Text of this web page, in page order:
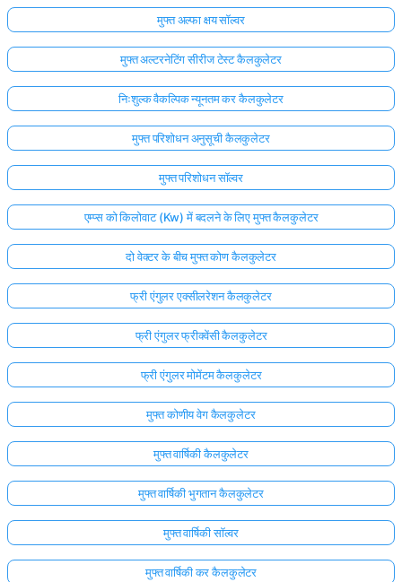
मुफ्त अल्फा क्षय सॉल्वर
मुफ्त अल्टरनेटिंग सीरीज टेस्ट कैलकुलेटर
निःशुल्क वैकल्पिक न्यूनतम कर कैलकुलेटर
मुफ्त परिशोधन अनुसूची कैलकुलेटर
मुफ्त परिशोधन सॉल्वर
एम्प्स को किलोवाट (Kw) में बदलने के लिए मुफ्त कैलकुलेटर
दो वेक्टर के बीच मुफ्त कोण कैलकुलेटर
फ्री एंगुलर एक्सीलरेशन कैलकुलेटर
फ्री एंगुलर फ्रीक्वेंसी कैलकुलेटर
फ्री एंगुलर मोमेंटम कैलकुलेटर
मुफ्त कोणीय वेग कैलकुलेटर
मुफ्त वार्षिकी कैलकुलेटर
मुफ्त वार्षिकी भुगतान कैलकुलेटर
मुफ्त वार्षिकी सॉल्वर
मुफ्त वार्षिकी कर कैलकुलेटर